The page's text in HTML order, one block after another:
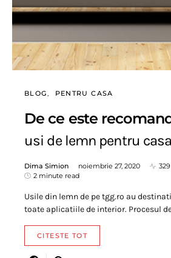
BLOG PENTRU CASA
De ce este
usi de lemn pentru
Dima Simion noiembrie 27, 2020
2 minute read
Usile din lemn de pe tgg.ro au
toate aplicatiile de interior. Procesul
CITESTE TOT